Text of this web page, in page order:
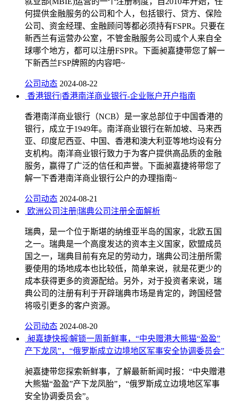
何提供金融服务的公司和个人，包括银行、贷方、保险
公司、资金经理、金融顾问等都必须持有FSPR。只要在
新西兰有运营办公室，不管金融服务公司或个人来自全
球哪个地方，都可以注册FSPR。下面昶嘉捷带您了解一
下新西兰FSP牌照的内容吧~
公司动态 2024-08-22
香港银行|香港南洋商业银行-企业账户开户指南
香港南洋商业银行（NCB）是一家总部位于中国香港的
银行，成立于1949年。南洋商业银行在新加坡、马来西
亚、印度尼西亚、中国、香港和澳大利亚等地均设有分
支机构。南洋商业银行致力于为客户提供高品质的金融
服务，赢得了广泛的信任和声誉。下面昶嘉捷将带您了
解一下香港南洋商业银行公户的办理指南~
公司动态 2024-08-21
欧洲公司注册|瑞典公司注册全面解析
瑞典，是一个位于斯堪的纳维亚半岛的国家，北欧五国
之一。瑞典是一个高度发达的资本主义国家，欧盟成员
国之一，瑞典目前有充足的劳动力，瑞典公司注册所需
要使用的场地成本也比较低，简单来说，就是花更少的
成本获得更多的资源配给。另外，对于投资者来说，瑞
典公司的注册有利于开辟瑞典市场是肯定的，跨国经营
将吸引更多的客户资源。
公司动态 2024-08-20
昶嘉捷快报|解锁一周新鲜事，“中央赠港大熊猫“盈盈”
产下龙凤”，“俄罗斯成立边境地区军事安全协调委员会”
昶嘉捷带您探索新鲜事，了解最新新闻时报：“中央赠港
大熊猫“盈盈”产下龙凤胎”，“俄罗斯成立边境地区军事
安全协调委员会”。